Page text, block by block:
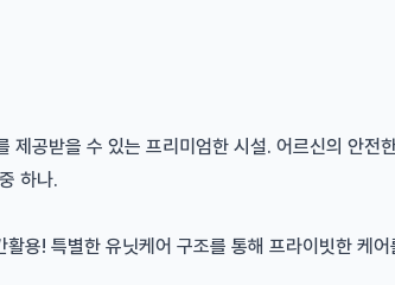
제공받을 수 있는 프리미엄한 시설. 어르신의 안전
하나.
용! 특별한 유닛케어 구조를 통해 프라이빗한 케